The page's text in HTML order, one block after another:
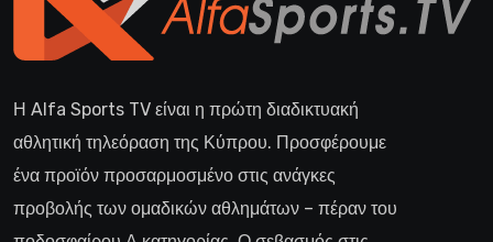
Η Alfa Sports TV είναι η πρώτη διαδικτυακή
αθλητική τηλεόραση της Κύπρου. Προσφέρουμε
ένα προϊόν προσαρμοσμένο στις ανάγκες
προβολής των ομαδικών αθλημάτων – πέραν του